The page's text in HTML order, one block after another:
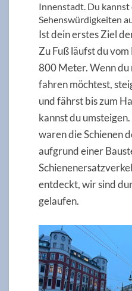
Innenstadt. Du kannst
Sehenswürdigkeiten
Ist dein erstes Ziel
Zu Fuß läufst du
800 Meter. Wenn
fahren möchtest,
und fährst bis zum
kannst du
waren die Schienen
aufgrund einer
entdeckt, wir sind
gelaufen.